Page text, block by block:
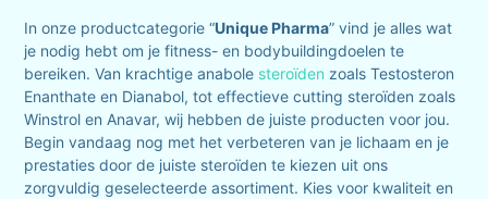
In onze productcategorie “Unique Pharma” vind je alles wat
je nodig hebt om je fitness- en bodybuildingdoelen te
bereiken. Van krachtige anabole steroïden zoals Testosteron
Enanthate en Dianabol, tot effectieve cutting steroïden zoals
Winstrol en Anavar, wij hebben de juiste producten voor jou.
Begin vandaag nog met het verbeteren van je lichaam en je
prestaties door de juiste steroïden te kiezen uit ons
zorgvuldig geselecteerde assortiment. Kies voor kwaliteit en